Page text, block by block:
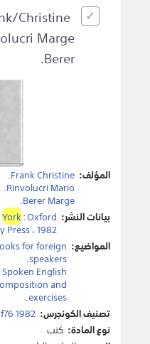
Christine
Marge
Berer.
المؤلف: Frank Christine
.
Rinvolucri Mario
.
Berer Marge
.
بيانات النشر:
York:Oxford
Press،1982
المواضيع: for foreign
speakers
.
Spoken English
and
exercises
.
تصنيف الكونجرس: 1982
نوع المادة: كتب